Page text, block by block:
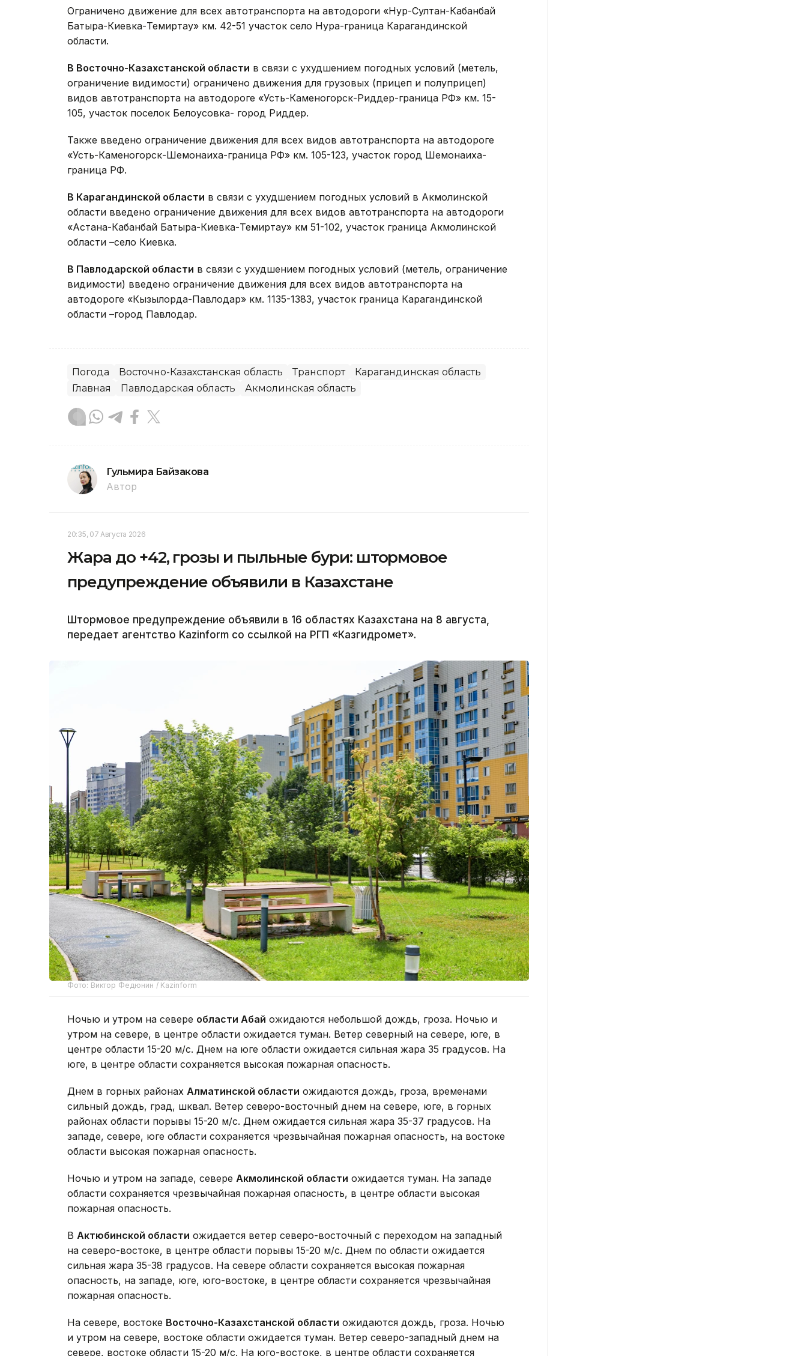
Ограничено движение для всех автотранспорта на автодороги «Нур-Султан-Кабанбай
Батыра-Киевка-Темиртау» км. 42-51 участок село Нура-граница Карагандинской
области.
В Восточно-Казахстанской области в связи с ухудшением погодных условий (метель,
ограничение видимости) ограничено движения для грузовых (прицеп и полуприцеп)
видов автотранспорта на автодороге «Усть-Каменогорск-Риддер-граница РФ» км. 15-
105, участок поселок Белоусовка- город Риддер.
Также введено ограничение движения для всех видов автотранспорта на автодороге
«Усть-Каменогорск-Шемонаиха-граница РФ» км. 105-123, участок город Шемонаиха-
граница РФ.
В Карагандинской области в связи с ухудшением погодных условий в Акмолинской
области введено ограничение движения для всех видов автотранспорта на автодороги
«Астана-Кабанбай Батыра-Киевка-Темиртау» км 51-102, участок граница Акмолинской
области –село Киевка.
В Павлодарской области в связи с ухудшением погодных условий (метель, ограничение
видимости) введено ограничение движения для всех видов автотранспорта на
автодороге «Кызылорда-Павлодар» км. 1135-1383, участок граница Карагандинской
области –город Павлодар.
Погода Восточно-Казахстанская область Транспорт
Карагандинская область
Главная
Павлодарская область Акмолинская область
Гульмира Байзакова
Автор
20:35, 07 Августа 2026
Жара до +42, грозы и пыльные бури: штормовое
предупреждение объявили в Казахстане
Штормовое предупреждение объявили в 16 областях Казахстана на 8 августа,
передает агентство Kazinform со ссылкой на РГП «Казгидромет».
Фото: Виктор Федюнин / Kazinform
Ночью и утром на севере области Абай ожидаются небольшой дождь, гроза. Ночью и
утром на севере, в центре области ожидается туман. Ветер северный на севере, юге, в
центре области 15-20 м/с. Днем на юге области ожидается сильная жара 35 градусов. На
юге, в центре области сохраняется высокая пожарная опасность.
Днем в горных районах Алматинской области ожидаются дождь, гроза, временами
сильный дождь, град, шквал. Ветер северо-восточный днем на севере, юге, в горных
районах области порывы 15-20 м/с. Днем ожидается сильная жара 35-37 градусов. На
западе, севере, юге области сохраняется чрезвычайная пожарная опасность, на востоке
области высокая пожарная опасность.
Ночью и утром на западе, севере Акмолинской области ожидается туман. На западе
области сохраняется чрезвычайная пожарная опасность, в центре области высокая
пожарная опасность.
В Актюбинской области ожидается ветер северо-восточный с переходом на западный
на северо-востоке, в центре области порывы 15-20 м/с. Днем по области ожидается
сильная жара 35-38 градусов. На севере области сохраняется высокая пожарная
опасность, на западе, юге, юго-востоке, в центре области сохраняется чрезвычайная
пожарная опасность.
На севере, востоке Восточно-Казахстанской области ожидаются дождь, гроза. Ночью
и утром на севере, востоке области ожидается туман. Ветер северо-западный днем на
севере, востоке области 15-20 м/с. На юго-востоке, в центре области сохраняется